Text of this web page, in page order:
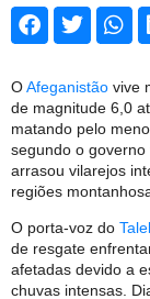
OAfeganistão vive
de magnitude 6,0
matando pelo
segundo o governo
arrasou vilarejos
regiões
O porta-voz do
de resgate
afetadas devido a
chuvas intensas.